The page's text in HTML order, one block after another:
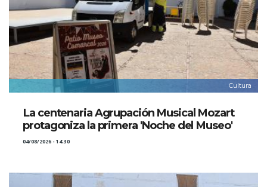
Cultura
La centenaria Agrupación Musical Mozart
protagoniza la primera 'Noche del Museo'
04/08/2026 - 14:30